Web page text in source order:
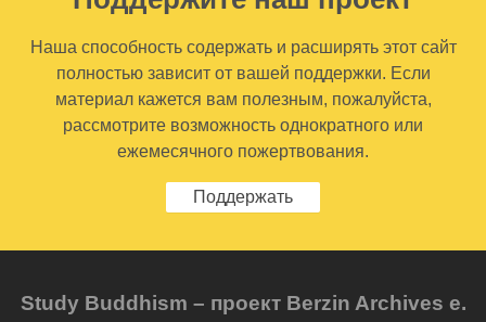
Наша способность содержать и расширять этот сайт
полностью зависит от вашей поддержки. Если
материал кажется вам полезным, пожалуйста,
рассмотрите возможность однократного или
ежемесячного пожертвования.
Поддержать
Study Buddhism – проект Berzin Archives e.